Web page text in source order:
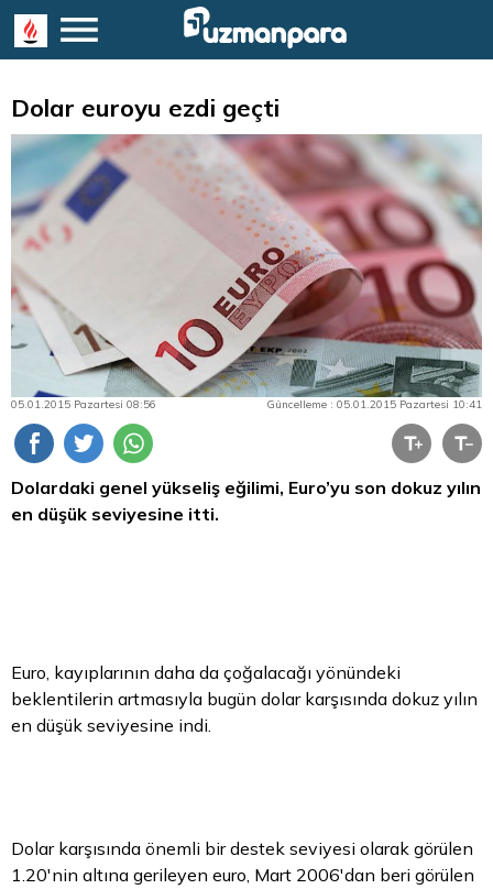
Dolar euroyu ezdi geçti
05.01.2015 Pazartesi 08:56 Güncelleme : 05.01.2015 Pazartesi 10:41
Dolardaki genel yükseliş eğilimi, Euro’yu son dokuz yılın
en düşük seviyesine itti.
Euro, kayıplarının daha da çoğalacağı yönündeki
beklentilerin artmasıyla bugün dolarkarşısında dokuz yılın
en düşük seviyesine indi.
Dolar karşısında önemli bir destek seviyesi olarak görülen
1.20'nin altına gerileyen euro, Mart 2006'dan beri görülen